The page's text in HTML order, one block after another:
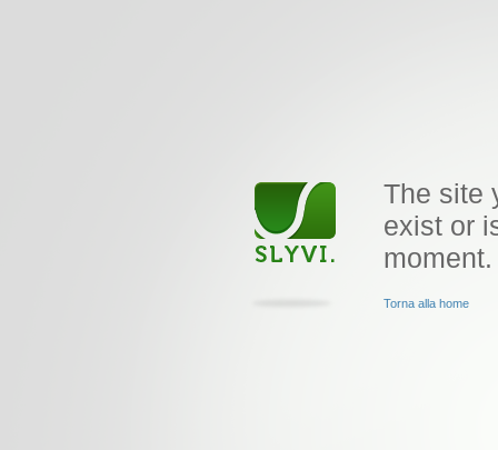
The site
exist or
moment.
Torna alla home